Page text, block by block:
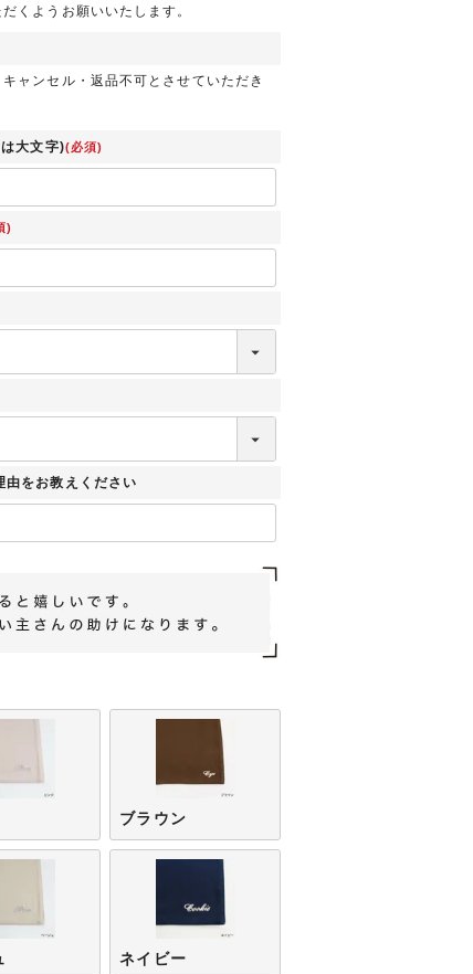
くようお願いいたします。
ャンセル・返品不可とさせていただき
大文字)(必須)
)
由をお教えください
ブラウン
ネイビー